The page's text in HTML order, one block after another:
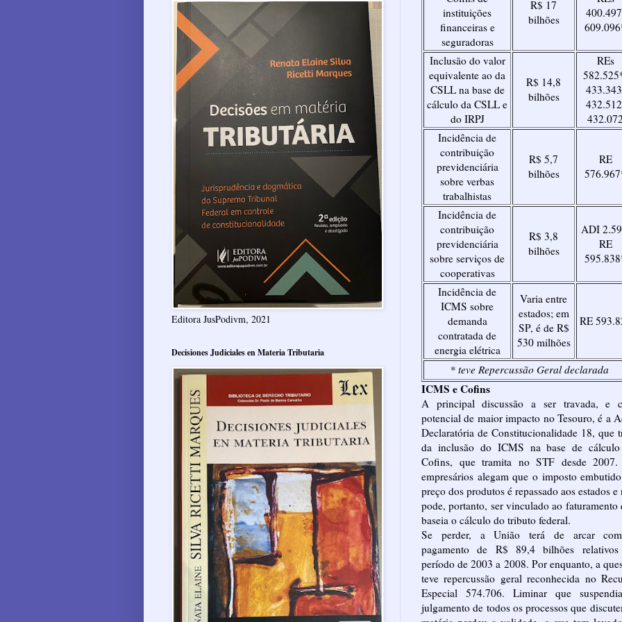
instituições
financeiras e
seguradoras
R$ 17
bilhões
Inclusão do valor
equivalente ao da
CSLL na base de
cálculo da CSLL e
do IRPJ
R$ 14,8
bilhões
REs
432.072
Incidência de
contribuição
previdenciária
sobre verbas
trabalhistas
R$ 5,7
bilhões
RE
Incidência de
contribuição
previdenciária
sobre serviços de
cooperativas
R$ 3,8
bilhões
ADI
RE
Incidência de
ICMS sobre
demanda
contratada de
energia elétrica
Varia entre
estados; em
SP, é de R$
530 milhões
RE
* teve Repercussão Geral declarada
ICMS e Cofins
A principal discussão a ser travada, e
potencial de maior impacto no Tesouro, é a
Declaratória de Constitucionalidade 18, que
da inclusão do ICMS na base de
Cofins, que tramita no STF desde 2007.
empresários alegam que o imposto
preço dos produtos é repassado aos estados e
pode, portanto, ser vinculado ao faturamento
baseia o cálculo do tributo federal.
Se perder, a União terá de arcar
pagamento de R$ 89,4 bilhões
período de 2003 a 2008. Por enquanto, a
teve repercussão geral reconhecida no
Especial 574.706. Liminar que
julgamento de todos os processos que
Editora JusPodivm, 2021
Decisiones Judiciales en Materia Tributaria